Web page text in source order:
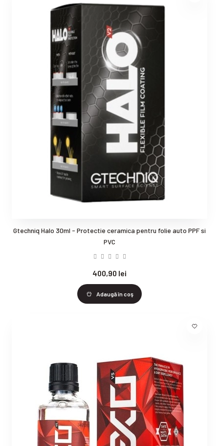
Gtechniq Halo 30ml - Protectie ceramica pentru folie auto PPF si
PVC
400,90 lei
Adaugă în coş